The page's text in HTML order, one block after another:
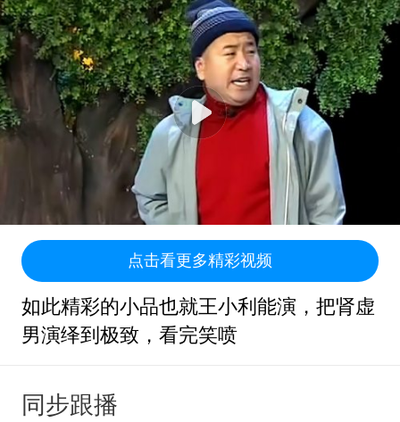
点击看更多精彩视频
如此精彩的小品也就王小利能演，把肾虚
男演绎到极致，看完笑喷
同步跟播